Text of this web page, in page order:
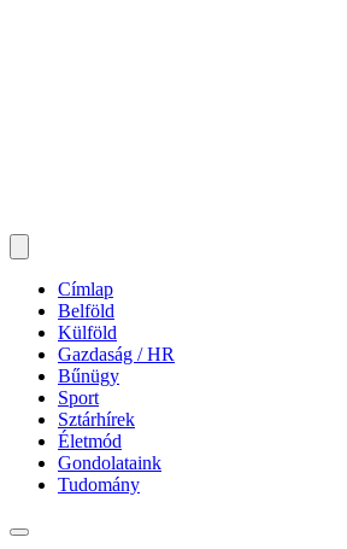
Címlap
Belföld
Külföld
Gazdaság / HR
Bűnügy
Sport
Sztárhírek
Életmód
Gondolataink
Tudomány